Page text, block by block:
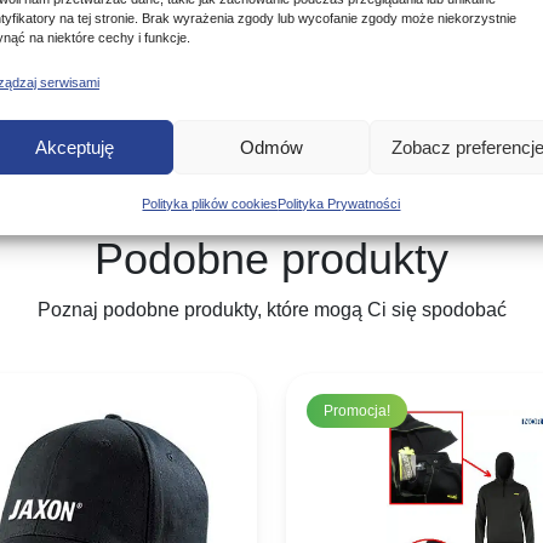
na tej stronie. Brak wyrażenia zgody lub wycofanie zgody może niekorzystnie
na niektóre cechy i funkcje.
serwisami
Akceptuję Odmów Zobacz preferencje
Polityka plików cookiesPolityka Prywatności
Podobne produkty
Poznaj podobne produkty, które mogą Ci się spodobać
Promocja!